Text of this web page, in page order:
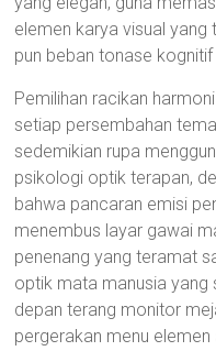
elemen karya visual
pun beban tonase
Pemilihan racikan
setiap persembahan
sedemikian rupa
psikologi optik terapan,
bahwa pancaran emisi
menembus layar gawai
penenang yang teramat
optik mata manusia yang
depan terang monitor
pergerakan menu